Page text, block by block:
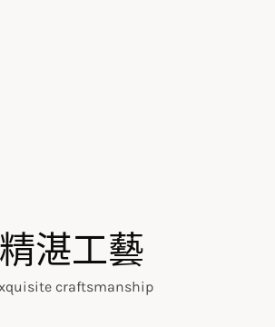
精湛工藝
craftsmanship